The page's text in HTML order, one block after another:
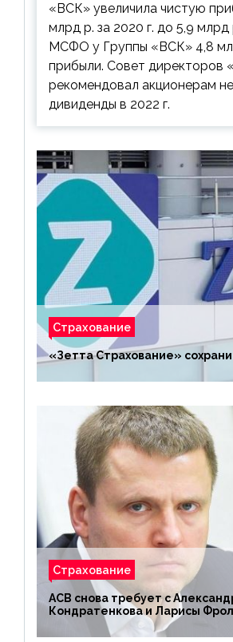
выплачивать
«ВСК» увеличила чистую
млрд р. за 2020 г. до 5,9 млрд
МСФО у Группы «ВСК» 4,8
прибыли. Совет директоров
рекомендовал акционерам
дивиденды в 2022 г.
Страхование
«Зетта Страхование»
Страхование
АСВ снова требует с
Кондратенкова и Ларисы
возмещения убытков на 1,5